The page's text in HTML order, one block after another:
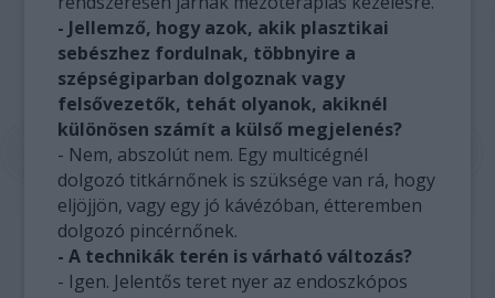
- Jellemző, hogy azok, akik plasztikai
sebészhez fordulnak, többnyire a
szépségiparban dolgoznak vagy
felsővezetők, tehát olyanok, akiknél
különösen számít a külső megjelenés?
- Nem, abszolút nem. Egy multicégnél
dolgozó titkárnőnek is szüksége van rá, hogy
eljöjjön, vagy egy jó kávézóban, étteremben
dolgozó pincérnőnek.
- A technikák terén is várható változás?
- Igen. Jelentős teret nyer az endoszkópos